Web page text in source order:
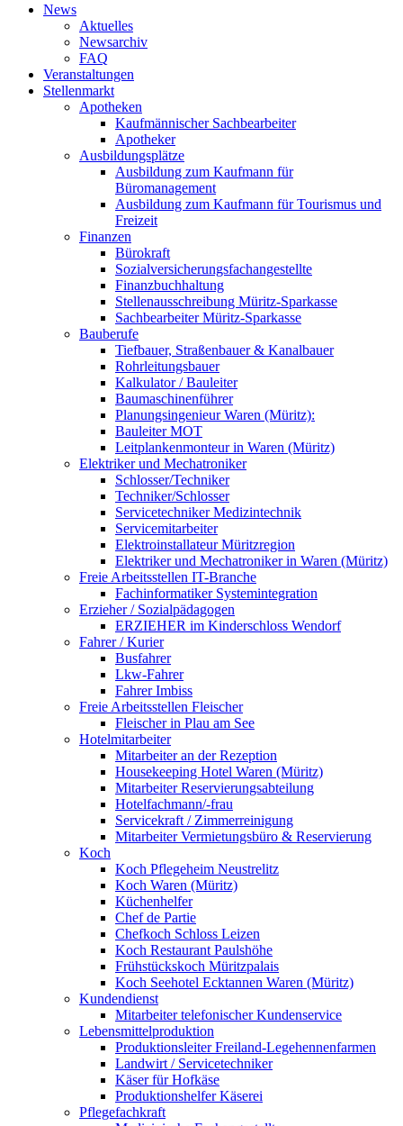
News
Aktuelles
Newsarchiv
FAQ
Veranstaltungen
Stellenmarkt
Apotheken
Kaufmännischer Sachbearbeiter
Apotheker
Ausbildungsplätze
Ausbildung zum Kaufmann für
Büromanagement
Ausbildung zum Kaufmann für Tourismus und
Freizeit
Finanzen
Bürokraft
Sozialversicherungsfachangestellte
Finanzbuchhaltung
Stellenausschreibung Müritz-Sparkasse
Sachbearbeiter Müritz-Sparkasse
Bauberufe
Tiefbauer, Straßenbauer & Kanalbauer
Rohrleitungsbauer
Kalkulator / Bauleiter
Baumaschinenführer
Planungsingenieur Waren (Müritz):
Bauleiter MOT
Leitplankenmonteur in Waren (Müritz)
Elektriker und Mechatroniker
Schlosser/Techniker
Techniker/Schlosser
Servicetechniker Medizintechnik
Servicemitarbeiter
Elektroinstallateur Müritzregion
Elektriker und Mechatroniker in Waren (Müritz)
Freie Arbeitsstellen IT-Branche
Fachinformatiker Systemintegration
Erzieher / Sozialpädagogen
ERZIEHER im Kinderschloss Wendorf
Fahrer / Kurier
Busfahrer
Lkw-Fahrer
Fahrer Imbiss
Freie Arbeitsstellen Fleischer
Fleischer in Plau am See
Hotelmitarbeiter
Mitarbeiter an der Rezeption
Housekeeping Hotel Waren (Müritz)
Mitarbeiter Reservierungsabteilung
Hotelfachmann/-frau
Servicekraft / Zimmerreinigung
Mitarbeiter Vermietungsbüro & Reservierung
Koch
Koch Pflegeheim Neustrelitz
Koch Waren (Müritz)
Küchenhelfer
Chef de Partie
Chefkoch Schloss Leizen
Koch Restaurant Paulshöhe
Frühstückskoch Müritzpalais
Koch Seehotel Ecktannen Waren (Müritz)
Kundendienst
Mitarbeiter telefonischer Kundenservice
Lebensmittelproduktion
Produktionsleiter Freiland-Legehennenfarmen
Landwirt / Servicetechniker
Käser für Hofkäse
Produktionshelfer Käserei
Pflegefachkraft